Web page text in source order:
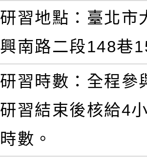
研習地點：臺北市
興南路二段148巷
研習時數：全程參
研習結束後核給4
時數。